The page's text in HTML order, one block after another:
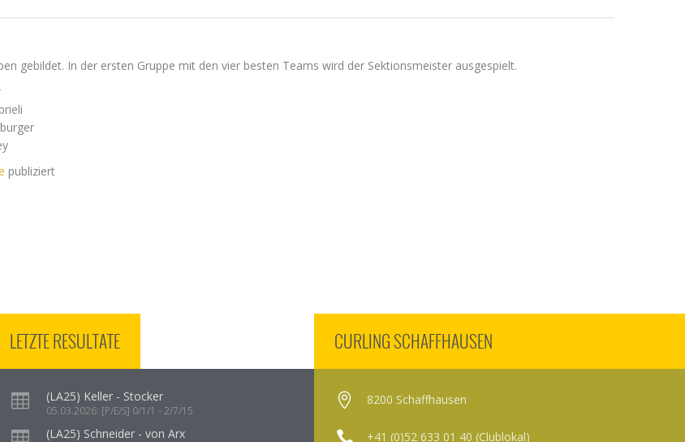
gebildet. In der ersten Gruppe mit den vier besten Teams wird der Sektionsmeister ausgespielt.
publiziert
LETZTE RESULTATE
(LA25) Keller - Stocker
05.03.2026: [P/E/S] 0/1/1 - 2/7/15
(LA25) Schneider - von Arx
CURLING SCHAFFHAUSEN
8200 Schaffhausen
+41 (0)52 633 01 40 (Clublokal)